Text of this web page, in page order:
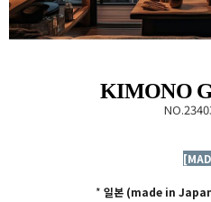
KIMONO
* 일본 (made in